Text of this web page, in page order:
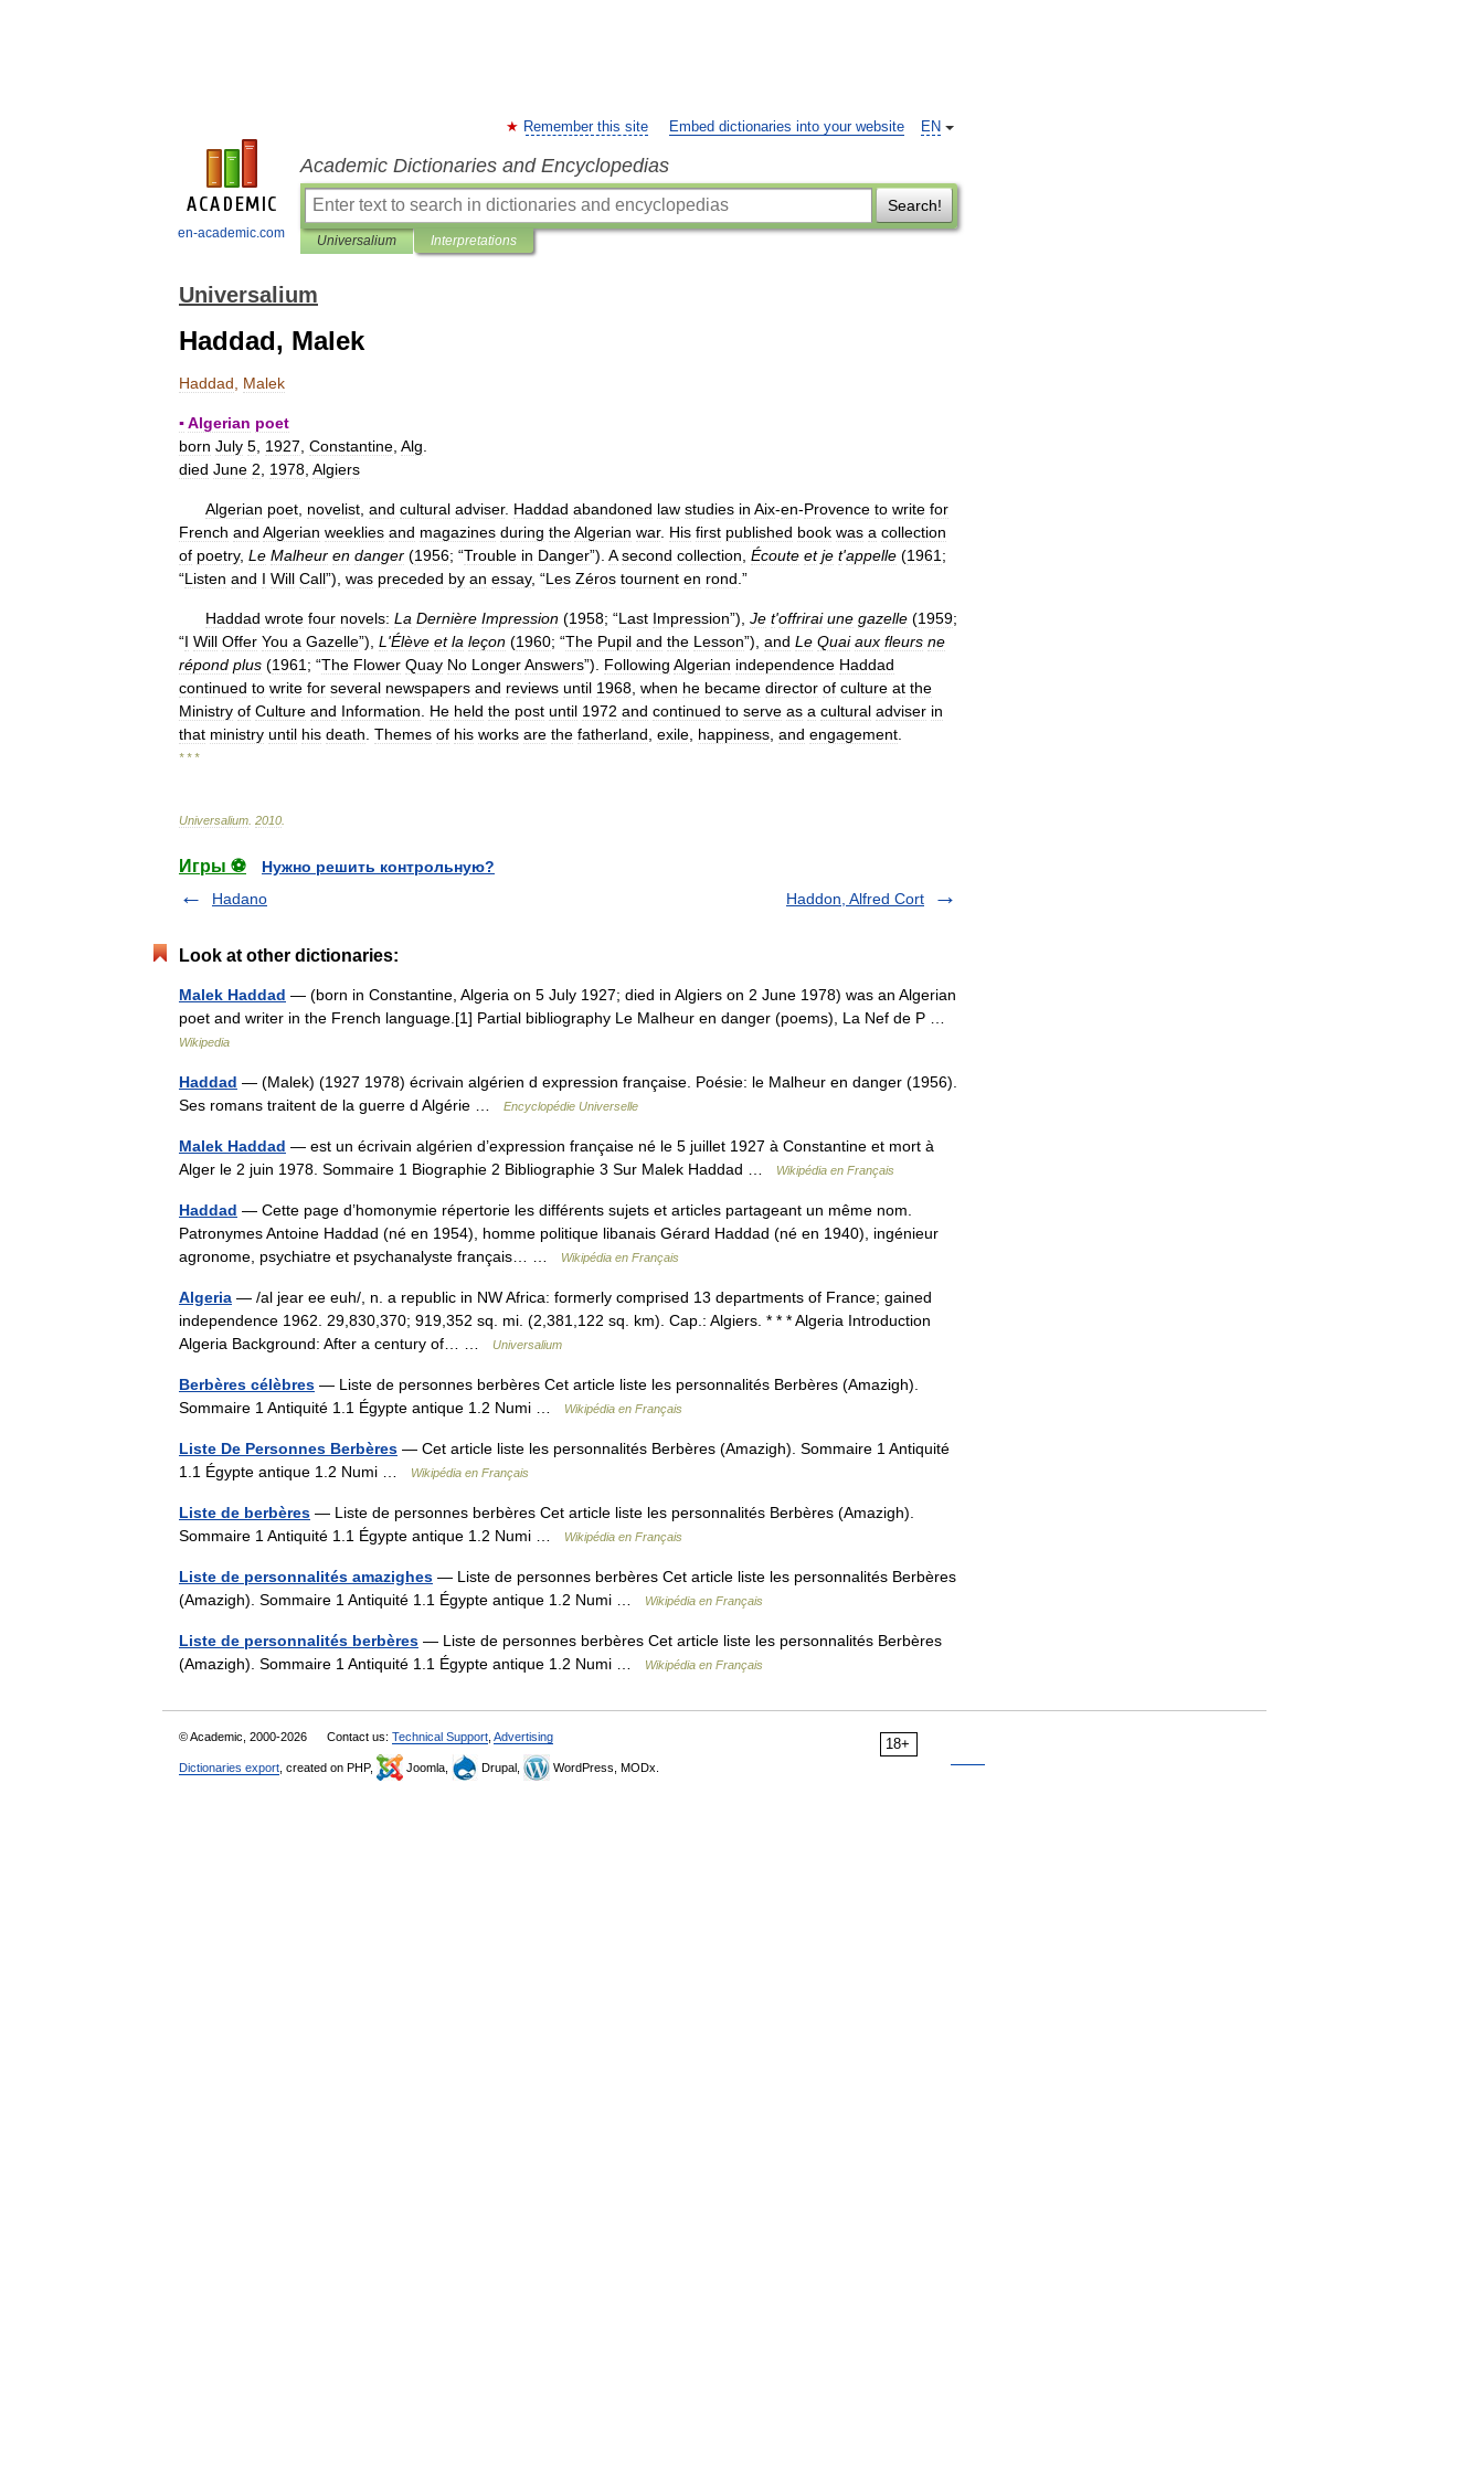
en-academic.com
EN
Remember this site Embed dictionaries into your website
Academic Dictionaries and Encyclopedias
Search!
Universalium Interpretations
Universalium
Haddad, Malek
Haddad Malek
▪Algerian poet
born July 5 1927 Constantine Alg
died June 2 1978 Algiers
Algerian poet novelist and cultural adviser. Haddad abandoned law studies in Aix-en-Provence to write for
French and Algerian weeklies and magazines during theAlgerian war. His first published book was a collection
of poetry, Le Malheur en danger (1956; “Trouble in Danger”). A second collection Écoute et je t'appelle (1961 ;
“Listen and I Will Call”), was preceded by an essay, “Les Zéros tournent en rond .”
Haddad wrote four novels: La Dernière Impression (1958; “Last Impression”), Je t'offrirai une gazelle (1959;
“I Will Offer You a Gazelle”), L 'Élève et la leçon (1960; “The Pupil and the Lesson”), and Le Quai aux fleurs ne
répond plus (1961 ; “The Flower Quay No LongerAnswers”). Following Algerian independence Haddad
continued to write for several newspapers and reviews until 1968 when he became director of culture at the
Ministry of Culture and Information He held the post until 1972 and continued to serve as a cultural adviser in
that ministry until his death Themes of his works are the fatherland exile happiness and engagement
* * *
Universalium 2010
Игры ⚽
Нужно решить контрольную?
Hadano
Haddon, Alfred Cort
Look at other dictionaries:
Malek Haddad — (born in Constantine, Algeria on 5 July 1927; died in Algiers on 2 June 1978) was an Algerian
poet and writer in the French language.[1] Partial bibliography Le Malheur en danger (poems), La Nef de P …
Wikipedia
Haddad — (Malek) (1927 1978) écrivain algérien d expression française. Poésie: le Malheur en danger (1956).
Ses romans traitent de la guerre d Algérie …
Encyclopédie Universelle
Malek Haddad — est un écrivain algérien d’expression française né le 5 juillet 1927 à Constantine et mort à
Alger le 2 juin 1978. Sommaire 1 Biographie 2 Bibliographie 3 Sur Malek Haddad …
Wikipédia en Français
Haddad — Cette page d’homonymie répertorie les différents sujets et articles partageant un même nom.
Patronymes Antoine Haddad (né en 1954), homme politique libanais Gérard Haddad (né en 1940), ingénieur
agronome, psychiatre et psychanalyste français… …
Wikipédia en Français
Algeria — /al jear ee euh/, n. a republic in NW Africa: formerly comprised 13 departments of France; gained
independence 1962. 29,830,370; 919,352 sq. mi. (2,381,122 sq. km). Cap.: Algiers. * * * Algeria Introduction
Algeria Background: After a century of… …
Universalium
Berbères célèbres — Liste de personnes berbères Cet article liste les personnalités Berbères (Amazigh).
Sommaire 1 Antiquité 1.1 Égypte antique 1.2 Numi …
Wikipédia en Français
Liste De Personnes Berbères — Cet article liste les personnalités Berbères (Amazigh). Sommaire 1 Antiquité
1.1 Égypte antique 1.2 Numi …
Wikipédia en Français
Liste de berbères — Liste de personnes berbères Cet article liste les personnalités Berbères (Amazigh).
Sommaire 1 Antiquité 1.1 Égypte antique 1.2 Numi …
Wikipédia en Français
Liste de personnalités amazighes — Liste de personnes berbères Cet article liste les personnalités Berbères
(Amazigh). Sommaire 1 Antiquité 1.1 Égypte antique 1.2 Numi …
Wikipédia en Français
Liste de personnalités berbères — Liste de personnes berbères Cet article liste les personnalités Berbères
(Amazigh). Sommaire 1 Antiquité 1.1 Égypte antique 1.2 Numi …
Wikipédia en Français
18+
© Academic, 2000-2026 Contact us: Technical Support Advertising
Dictionaries export , created on PHP, Joomla, Drupal, WordPress, MODx.